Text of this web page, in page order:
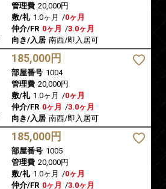
管理費 20,000円
敷/礼 1.0ヶ月 /0ヶ月
仲介/FR 0ヶ月 /3.0ヶ月
向き/入居 南西/即入居可
185,000円
部屋番号 1004
管理費 20,000円
敷/礼 1.0ヶ月 /0ヶ月
仲介/FR 0ヶ月 /3.0ヶ月
向き/入居 南西/即入居可
185,000円
部屋番号 1005
管理費 20,000円
敷/礼 1.0ヶ月 /0ヶ月
仲介/FR 0ヶ月 /3.0ヶ月